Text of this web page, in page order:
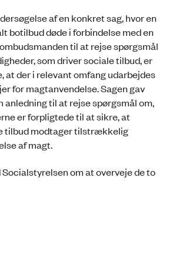
af en konkret sag, hvor en
botilbud døde i forbindelse med en
til at rejse spørgsmål
som driver sociale tilbud, er
at der i relevant omfang udarbejdes
for magtanvendelse. Sagen gav
anledning til at rejse spørgsmål om,
er forpligtede til at sikre, at
tilbud modtager tilstrækkelig
af magt.
om at overveje de to